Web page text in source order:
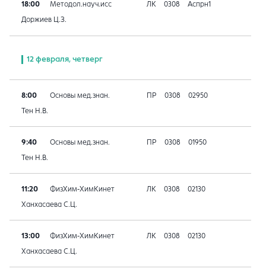
18:00 Методол.науч.исс ЛК 0308 Аспрн1
Доржиев Ц.З.
12 февраля, четверг
8:00 Основы мед.знан. ПР 0308 02950
Тен Н.В.
9:40 Основы мед.знан. ПР 0308 01950
Тен Н.В.
11:20 ФизХим-ХимКинет ЛК 0308 02130
Ханхасаева С.Ц.
13:00 ФизХим-ХимКинет ЛК 0308 02130
Ханхасаева С.Ц.